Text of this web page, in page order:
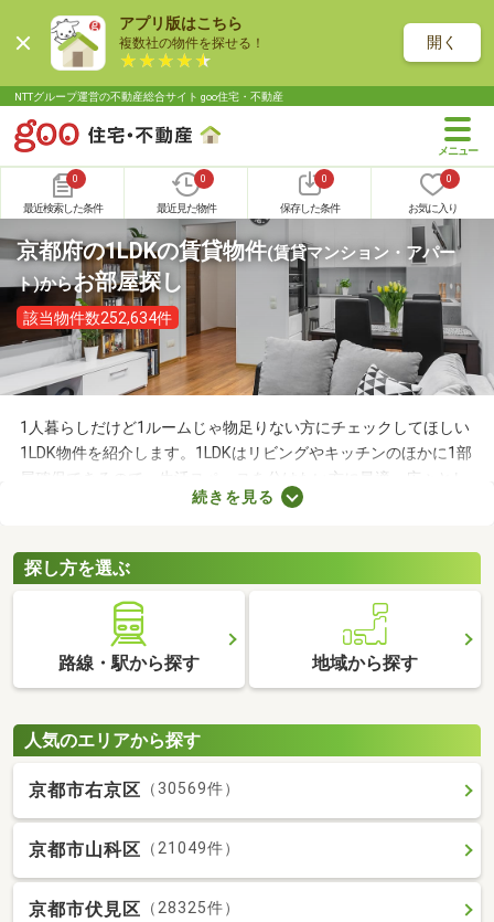
アプリ版はこちら
複数社の物件を探せる！ 開く
NTTグループ運営の不動産総合サイト goo住宅・不動産
0
最近検索した条件
0
最近見た物件
0
保存した条件
0
お気に入り
京都府の1LDKの賃貸物件(賃貸マンション・アパー
ト)からお部屋探し
該当物件数252,634件
1人暮らしだけど1ルームじゃ物足りない方にチェックしてほしい
1LDK物件を紹介します。1LDKはリビングやキッチンのほかに1部
屋確保できるので、生活スペースを分けたい方に最適。広々とし
たLDKの物件を選べば、ゆったりとくつろげる理想のお部屋に住
えるお部屋を見つけてくださいね。
続きを見る
探し方を選ぶ
路線・駅から探す 地域から探す
人気のエリアから探す
京都市右京区 （30569件）
京都市山科区 （21049件）
京都市伏見区 （28325件）